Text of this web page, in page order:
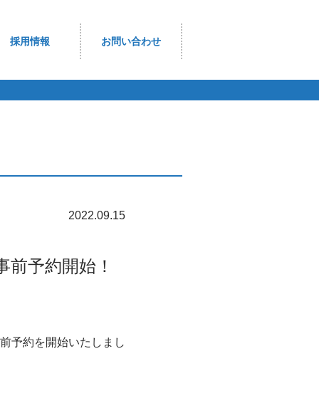
採用情報 お問い合わせ
2022.09.15
予約開始！
予約を開始いたしまし